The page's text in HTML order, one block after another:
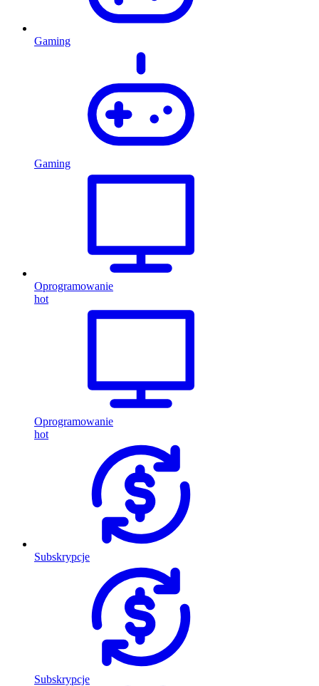
Gaming
Gaming
Oprogramowanie
hot
Oprogramowanie
hot
Subskrypcje
Subskrypcje